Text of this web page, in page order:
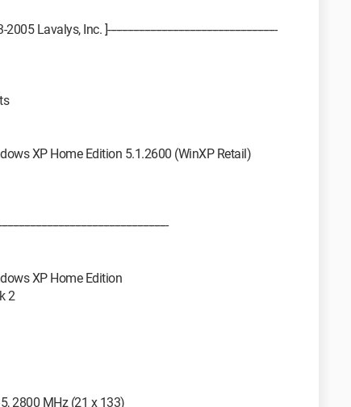
Lavalys, Inc. ]------------------------------------------------------------
XP Home Edition 5.1.2600 (WinXP Retail)
XP Home Edition
2
2800 MHz (21 x 133)